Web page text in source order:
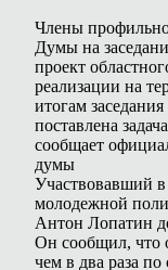
Члены
Думы на
проект
реализации на
итогам
поставлена
сообщает
думы
Участвовавший в
молодежной
Антон Лопатин
Он сообщил, что
чем в два раза